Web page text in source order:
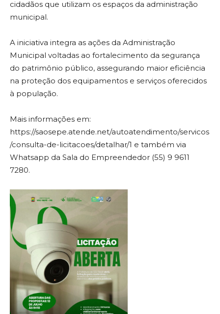
cidadãos que utilizam os espaços da administração
municipal.
A iniciativa integra as ações da Administração
Municipal voltadas ao fortalecimento da segurança
do patrimônio público, assegurando maior eficiência
na proteção dos equipamentos e serviços oferecidos
à população.
Mais informações em:
https://saosepe.atende.net/autoatendimento/servicos
/consulta-de-licitacoes/detalhar/1 e também via
Whatsapp da Sala do Empreendedor (55) 9 9611
7280.